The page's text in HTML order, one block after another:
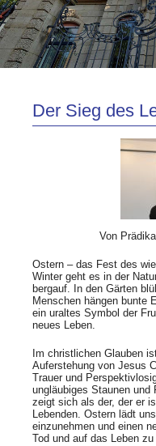
Der Sieg des
Von
Ostern – das Fest des
Winter geht es in der
bergauf. In den Gärten
Menschen hängen bunte
ein uraltes Symbol der
neues Leben.
Im christlichen Glauben
Auferstehung von Jesus
Trauer und
ungläubiges Staunen und
zeigt sich als der, der er
Lebenden. Ostern lädt
einzunehmen und einen
Tod und auf das Leben zu